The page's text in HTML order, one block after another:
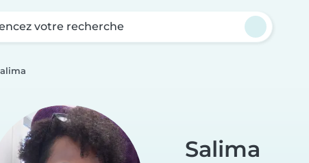
votre recherche
Salima